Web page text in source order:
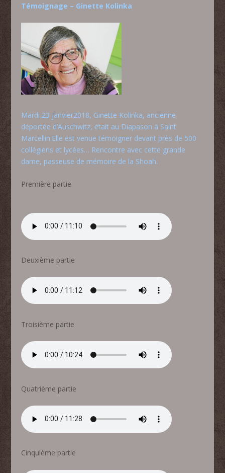
Témoignage – Ginette Kolinka
Mardi 23 janvier2018, Ginette Kolinka, ancienne
déportée d’Auschwitz, était au Diapason à Saint
Marcellin.Elle est venue témoigner devant près de 500
collégiens et lycées… Rencontre avec cette grande
dame, passeuse de mémoire de la Shoah.
Première partie
Deuxième partie
Troisième partie
Quatrième partie
Cinquième partie